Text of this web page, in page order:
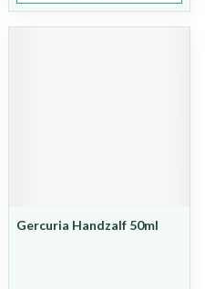
Gercuria Handzalf 50ml